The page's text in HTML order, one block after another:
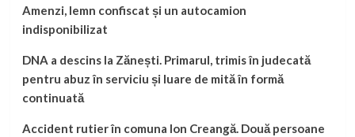
Amenzi, lemn confiscat și un autocamion
indisponibilizat
DNA a descins la Zănești. Primarul, trimis în judecată
pentru abuz în serviciu și luare de mită în formă
continuată
Accident rutier în comuna Ion Creangă. Două persoane